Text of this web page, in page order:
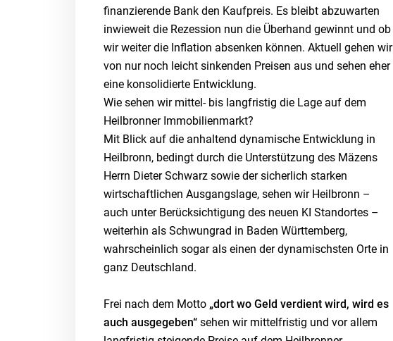
finanzierende Bank den Kaufpreis. Es bleibt abzuwarten
inwieweit die Rezession nun die Überhand gewinnt und ob
wir weiter die Inflation absenken können. Aktuell gehen wir
von nur noch leicht sinkenden Preisen aus und sehen eher
eine konsolidierte Entwicklung.
Wie sehen wir mittel- bis langfristig die Lage auf dem
Heilbronner Immobilienmarkt?
Mit Blick auf die anhaltend dynamische Entwicklung in
Heilbronn, bedingt durch die Unterstützung des Mäzens
Herrn Dieter Schwarz sowie der sicherlich starken
wirtschaftlichen Ausgangslage, sehen wir Heilbronn –
auch unter Berücksichtigung des neuen KI Standortes –
weiterhin als Schwungrad in Baden Württemberg,
wahrscheinlich sogar als einen der dynamischsten Orte in
ganz Deutschland.
Frei nach dem Motto „dort wo Geld verdient wird, wird es
auch ausgegeben“ sehen wir mittelfristig und vor allem